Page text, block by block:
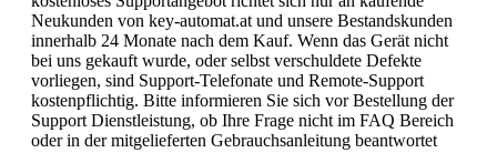
Neukunden von key-automat.at und unsere Bestandskunden
innerhalb 24 Monate nach dem Kauf. Wenn das Gerät nicht
bei uns gekauft wurde, oder selbst verschuldete Defekte
vorliegen, sind Support-Telefonate und Remote-Support
kostenpflichtig. Bitte informieren Sie sich vor Bestellung der
Support Dienstleistung, ob Ihre Frage nicht im FAQ Bereich
oder in der mitgelieferten Gebrauchsanleitung beantwortet